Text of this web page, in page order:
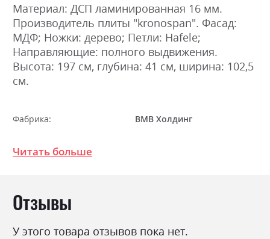
Материал: ДСП ламинированная 16 мм.
Производитель плиты "kronospan". Фасад:
МДФ; Ножки: дерево; Петли: Hafele;
Направляющие: полного выдвижения.
Высота: 197 см, глубина: 41 см, ширина: 102,5
см.
Фабрика:
ВМВ Холдинг
Цвет (Корпус):
Стиль
Читать больше
Отзывы
У этого товара отзывов пока нет.